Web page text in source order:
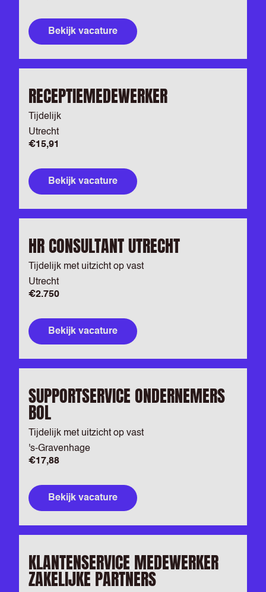
Bekijk vacature
RECEPTIEMEDEWERKER
Tijdelijk
Utrecht
€15,91
Bekijk vacature
HR CONSULTANT UTRECHT
Tijdelijk met uitzicht op vast
Utrecht
€2.750
Bekijk vacature
SUPPORTSERVICE ONDERNEMERS
BOL
Tijdelijk met uitzicht op vast
's-Gravenhage
€17,88
Bekijk vacature
KLANTENSERVICE MEDEWERKER
ZAKELIJKE PARTNERS